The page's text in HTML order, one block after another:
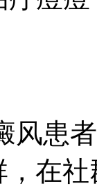
风患
在